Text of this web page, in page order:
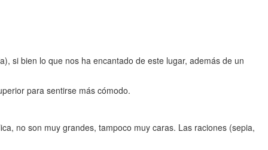
si bien lo que nos ha encantado de este lugar, además de un
para sentirse más cómodo.
no son muy grandes, tampoco muy caras. Las raciones (sepia,